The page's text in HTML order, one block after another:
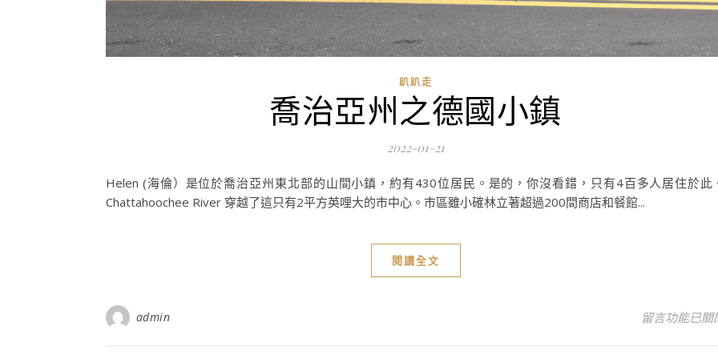
趴趴走
喬治亞州之德國小鎮
2022-01-21
Helen (海倫）是位於喬治亞州東北部的山間小鎮，約有430位居民。是的，你沒看錯，只有4百多人居住於此
Chattahoochee River 穿越了這只有2平方英哩大的市中心。市區雖小確林立著超過200間商店和餐館...
閱讀全文
admin 在〈喬治亞州
留言功能已關